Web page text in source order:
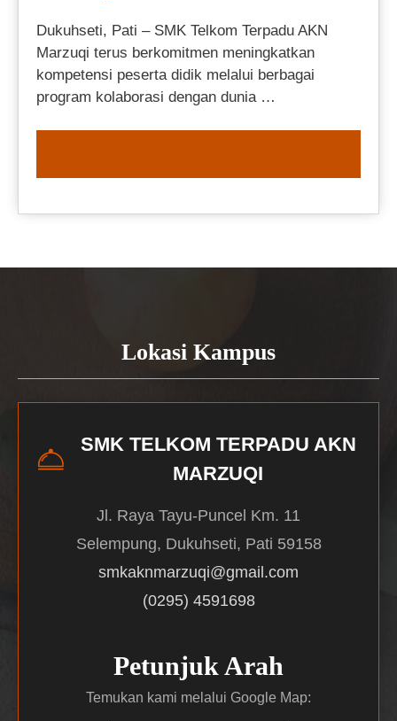
Dukuhseti, Pati – SMK Telkom Terpadu AKN
Marzuqi terus berkomitmen meningkatkan
kompetensi peserta didik melalui berbagai
program kolaborasi dengan dunia …
Lokasi Kampus
SMK TELKOM TERPADU AKN
MARZUQI
Jl. Raya Tayu-Puncel Km. 11
Selempung, Dukuhseti, Pati 59158
smkaknmarzuqi@gmail.com
(0295) 4591698
Petunjuk Arah
Temukan kami melalui Google Map: